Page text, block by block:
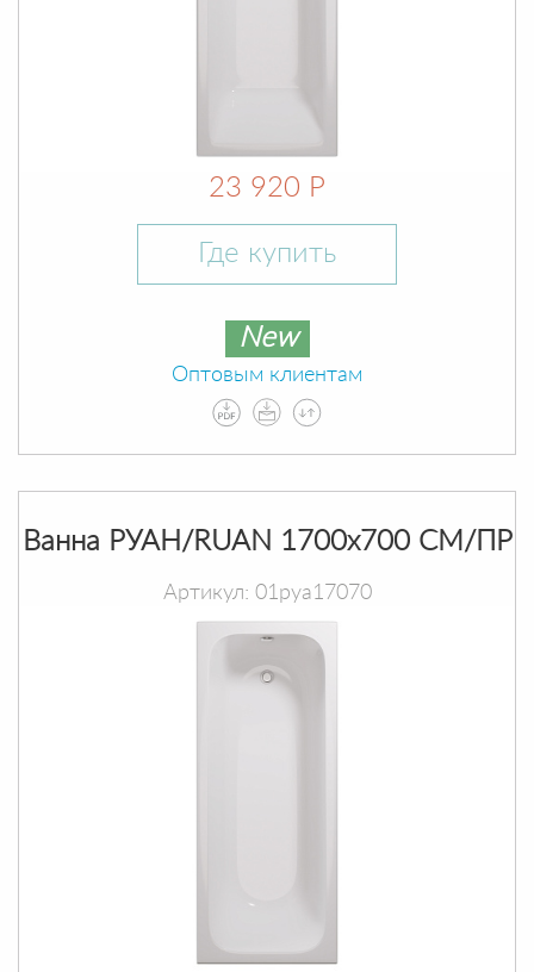
23 920 Р
Где купить
New
Оптовым клиентам
Ванна РУАН/RUAN 1700х700 СМ/ПР
Артикул: 01руа17070